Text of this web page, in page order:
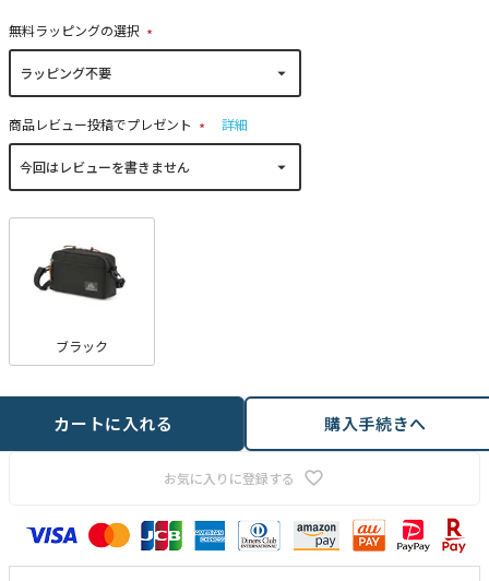
無料ラッピングの選択
(
商品レビュー投稿でプレゼント
(
詳細
ブラック
お気に入りに登録する
カートに入れる 購入手続きへ